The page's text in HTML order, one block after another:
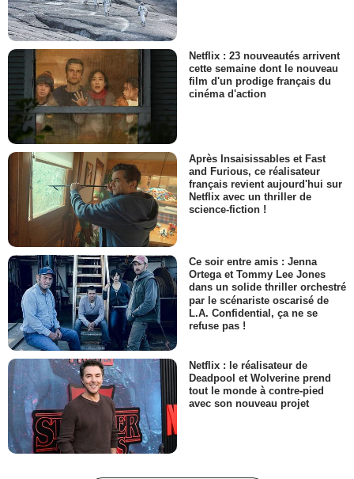
Netflix : 23 nouveautés arrivent
cette semaine dont le nouveau
film d'un prodige français du
cinéma d'action
Après Insaisissables et Fast
and Furious, ce réalisateur
français revient aujourd'hui sur
Netflix avec un thriller de
science-fiction !
Ce soir entre amis : Jenna
Ortega et Tommy Lee Jones
dans un solide thriller orchestré
par le scénariste oscarisé de
L.A. Confidential, ça ne se
refuse pas !
Netflix : le réalisateur de
Deadpool et Wolverine prend
tout le monde à contre-pied
avec son nouveau projet